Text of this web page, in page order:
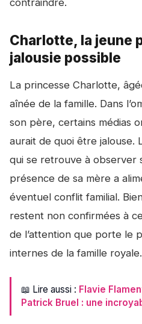
contraindre.
Charlotte, la jeune
jalousie possible
La princesse Charlotte,
aînée de la famille. Dans
son père, certains médias
aurait de quoi être jalouse.
qui se retrouve à observer
présence de sa mère a
éventuel conflit familial.
restent non confirmées à
de l’attention que porte le
internes de la famille royale.
📖 Lire aussi : Flavie
Patrick Bruel : une